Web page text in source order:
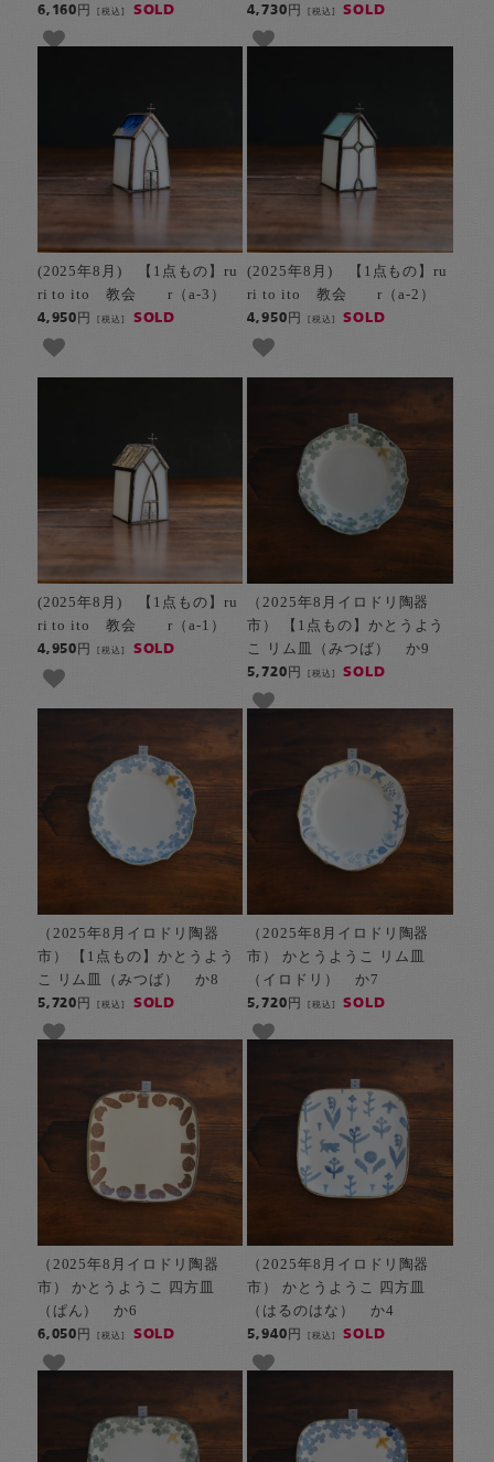
6,160円[税込] SOLD 4,730円 [税込] SOLD
(2025年8月) 【1点もの】ru
ri to ito 教会 r（a-3）
4,950円[税込] SOLD
(2025年8月) 【1点もの】ru
ri to ito 教会 r（a-2）
4,950円 [税込] SOLD
(2025年8月) 【1点もの】ru
ri to ito 教会 r（a-1）
4,950円[税込] SOLD
（2025年8月イロドリ陶器
市） 【1点もの】かとうよう
こ リム皿（みつば） か9
5,720円 [税込] SOLD
（2025年8月イロドリ陶器
市） 【1点もの】かとうよう
こ リム皿（みつば） か8
5,720円[税込] SOLD
（2025年8月イロドリ陶器
市） かとうようこ リム皿
（イロドリ） か7
5,720円 [税込] SOLD
（2025年8月イロドリ陶器
市） かとうようこ 四方皿
（ぱん） か6
6,050円[税込] SOLD
（2025年8月イロドリ陶器
市） かとうようこ 四方皿
（はるのはな） か4
5,940円 [税込] SOLD